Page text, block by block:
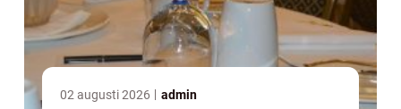
02 augusti 2026 admin